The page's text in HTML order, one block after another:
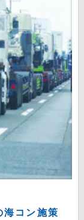
海コン施策